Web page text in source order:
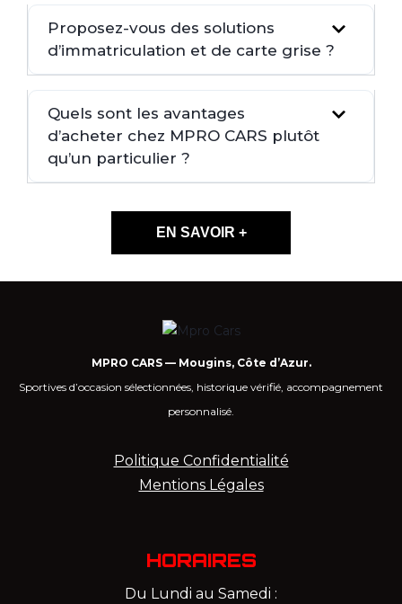
Proposez-vous des solutions
d’immatriculation et de carte grise ?
Quels sont les avantages
d’acheter chez MPRO CARS plutôt
qu’un particulier ?
EN SAVOIR +
MPRO CARS — Mougins, Côte d’Azur.
Sportives d’occasion sélectionnées, historique vérifié, accompagnement
personnalisé.
Politique Confidentialité
Mentions Légales
HORAIRES
Du Lundi au Samedi :